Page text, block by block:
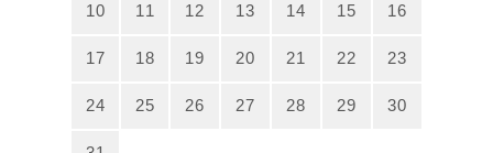
10 11 12 13 14 15 16
17 18 19 20 21 22 23
24 25 26 27 28 29 30